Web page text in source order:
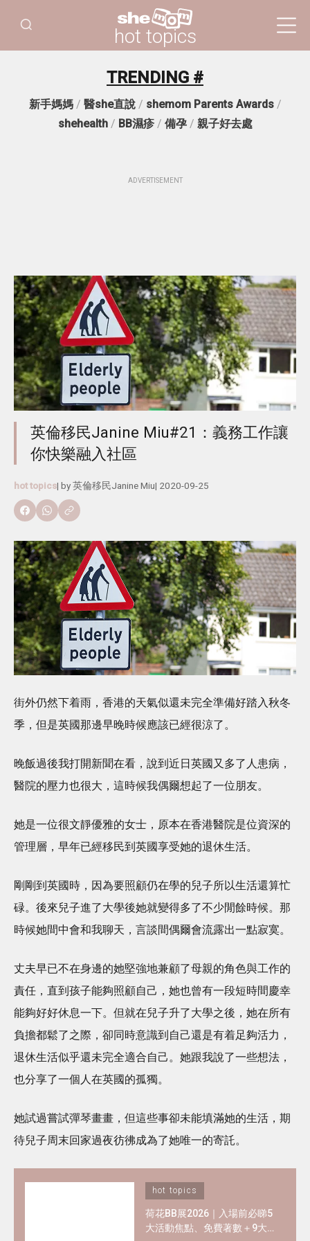
hot topics
TRENDING #
新手媽媽/ 醫she直說/ shemom Parents Awards/
shehealth/ BB濕疹/ 備孕/ 親子好去處
ADVERTISEMENT
英倫移民Janine Miu#21：義務工作讓
你快樂融入社區
hot topics| by英倫移民Janine Miu| 2020-09-25
街外仍然下着雨，香港的天氣似還未完全準備好踏入秋冬
季，但是英國那邊早晚時候應該已經很涼了。
晚飯過後我打開新聞在看，說到近日英國又多了人患病，
醫院的壓力也很大，這時候我偶爾想起了一位朋友。
她是一位很文靜優雅的女士，原本在香港醫院是位資深的
管理層，早年已經移民到英國享受她的退休生活。
剛剛到英國時，因為要照顧仍在學的兒子所以生活還算忙
碌。後來兒子進了大學後她就變得多了不少閒餘時候。那
時候她間中會和我聊天，言談間偶爾會流露出一點寂寞。
丈夫早已不在身邊的她堅強地兼顧了母親的角色與工作的
責任，直到孩子能夠照顧自己，她也曾有一段短時間慶幸
能夠好好休息一下。但就在兒子升了大學之後，她在所有
負擔都鬆了之際，卻同時意識到自己還是有着足夠活力，
退休生活似乎還未完全適合自己。她跟我說了一些想法，
也分享了一個人在英國的孤獨。
她試過嘗試彈琴畫畫，但這些事卻未能填滿她的生活，期
待兒子周末回家過夜彷彿成為了她唯一的寄託。
hot topics
荷花BB展2026｜入場前必睇5
大活動焦點、免費著數＋9大